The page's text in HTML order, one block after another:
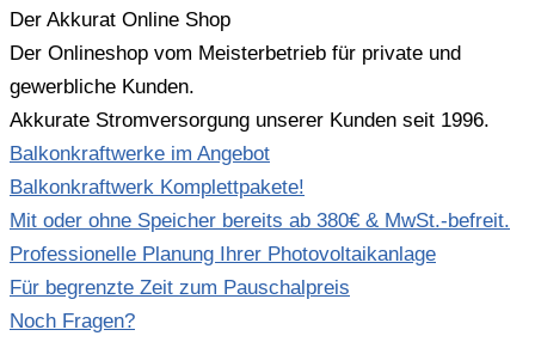
Der Akkurat Online Shop
Der Onlineshop vom Meisterbetrieb für private und
gewerbliche Kunden.
Akkurate Stromversorgung unserer Kunden seit 1996.
Balkonkraftwerke im Angebot
Balkonkraftwerk Komplettpakete!
Mit oder ohne Speicher bereits ab 380€ & MwSt.-befreit.
Professionelle Planung Ihrer Photovoltaikanlage
Für begrenzte Zeit zum Pauschalpreis
Noch Fragen?